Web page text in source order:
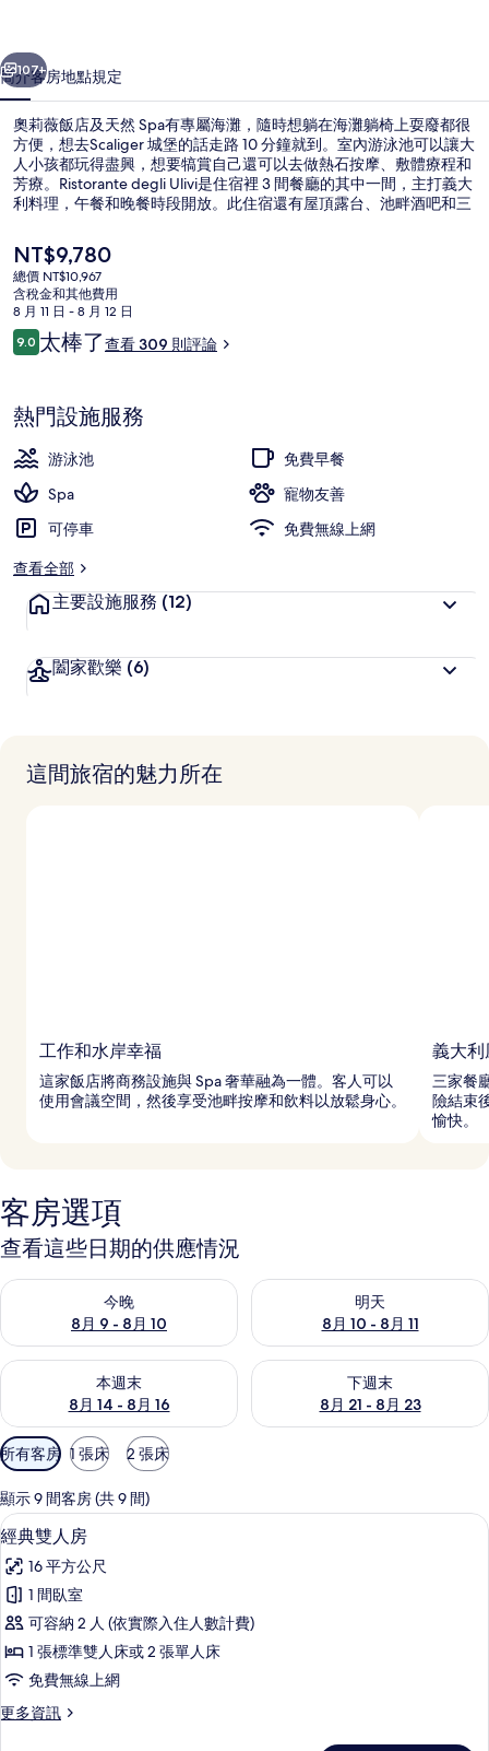
然
Spa
的
相
片
集
個 下一個
107+
簡介客房地點規定
奧莉薇飯店及天然 Spa有專屬海灘，隨時想躺在海灘躺椅上耍廢都很
方便，想去Scaliger 城堡的話走路 10 分鐘就到。室內游泳池可以讓大
人小孩都玩得盡興，想要犒賞自己還可以去做熱石按摩、敷體療程和
芳療。Ristorante degli Ulivi是住宿裡 3 間餐廳的其中一間，主打義大
利料理，午餐和晚餐時段開放。此住宿還有屋頂露台、池畔酒吧和三
目
前
的
價
格
是
NT$9,780
總價 NT$10,967
含稅金和其他費用
8 月 11 日 - 8 月 12 日
評
論
9.09.0 分，滿分 10 分，
太棒了查看 309 則評論
熱門設施服務
游泳池
免費早餐
Spa
寵物友善
可停車
免費無線上網
查看全部
主要設施服務 (12)
闔家歡樂 (6)
這間旅宿的魅力所在
工作和水岸幸福
這家飯店將商務設施與 Spa 奢華融為一體。客人可以
使用會議空間，然後享受池畔按摩和飲料以放鬆身心。
義大利
三家餐
險結束
愉快。
客房選項
查看這些日期的供應情況
今晚
8月 9 - 8月 10
查看今晚 (8月 9 - 8月 10) 的供應情況
明天
8月 10 - 8月 11
查看明天 (8月 10 - 8月 11) 的
本週末
8月 14 - 8月 16
查看本週末 (8月 14 - 8月 16) 的供應情況
下週末
8月 21 - 8月 23
查看下週末 (8月 21 - 8月 23)
可
用
的
客
房
篩
選
條
所有客房 1 張床 2 張床
顯示 9 間客房 (共 9 間)
顯
示
經
典
雙
人
房
的
羽絨被、迷你吧、客房內保險箱、書桌
12
經典雙人房
16 平方公尺
1 間臥室
可容納 2 人 (依實際入住人數計費)
1 張標準雙人床或 2 張單人床
免費無線上網
更多資訊
更